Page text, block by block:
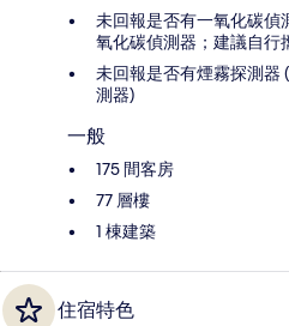
未回報是否有一氧化碳偵
氧化碳偵測器；建議自行
未回報是否有煙霧探測器
測器)
一般
175 間客房
77 層樓
1 棟建築
住宿特色